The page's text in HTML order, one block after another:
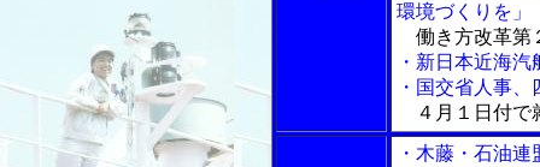
環境づくりを」
働き方改革第
・新日本近海
・国交省人事
４月１日付で
・木藤・石油